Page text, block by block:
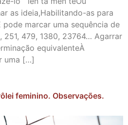
as ideia,Habilitando-as para
marcar uma sequência de
251, 479, 1380, 23764… Agarrar
equivalenteÀ
uma […]
feminino. Observações.